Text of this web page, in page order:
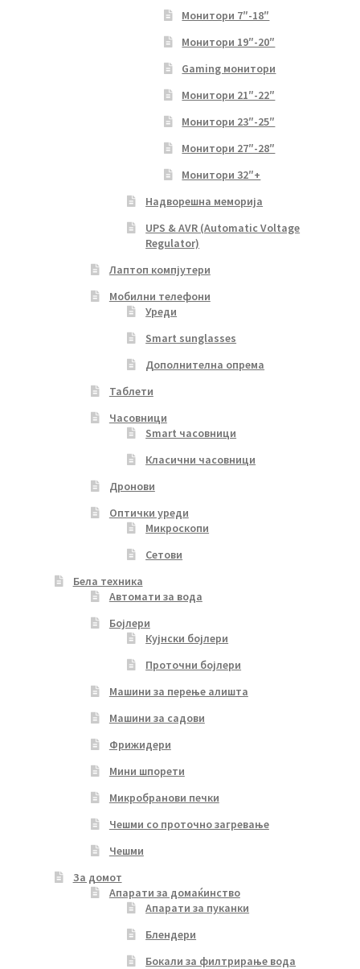
Монитори 7″-18″
Монитори 19″-20″
Gaming монитори
Монитори 21″-22″
Монитори 23″-25″
Монитори 27″-28″
Монитори 32″+
Надворешна меморија
UPS & AVR (Automatic Voltage
Regulator)
Лаптоп компјутери
Мобилни телефони
Уреди
Smart sunglasses
Дополнителна опрема
Таблети
Часовници
Smart часовници
Класични часовници
Дронови
Оптички уреди
Микроскопи
Сетови
Бела техника
Автомати за вода
Бојлери
Кујнски бојлери
Проточни бојлери
Машини за перење алишта
Машини за садови
Фрижидери
Мини шпорети
Микробранови печки
Чешми со проточно загревање
Чешми
За домот
Апарати за домаќинство
Апарати за пуканки
Блендери
Бокали за филтрирање вода